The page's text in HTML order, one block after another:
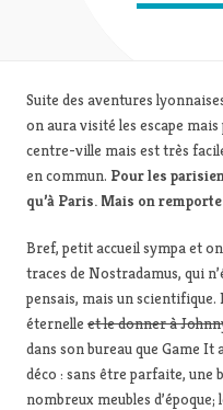
Suite des aventures
on aura visité les escape mais
centre-ville mais est très
en commun. Pour les
qu’à Paris. Mais on
Bref, petit accueil sympa et
traces de Nostradamus, qui
pensais, mais un scientifique.
éternelle et le donner à
dans son bureau que Game It
déco : sans être parfaite,
nombreux meubles